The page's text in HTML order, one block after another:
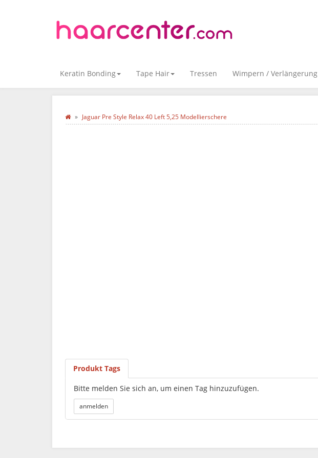
Keratin Bonding Tape Hair Tressen Wimpern / Verlängerung
Jaguar Pre Style Relax 40 Left 5,25 Modellierschere
Produkt Tags
Bitte melden Sie sich an, um einen Tag hinzuzufügen.